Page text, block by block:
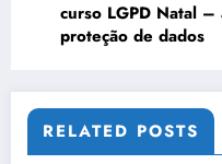
curso LGPD Natal
proteção de dados
RELATED POSTS